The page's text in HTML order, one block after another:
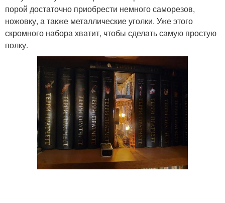
порой достаточно приобрести немного саморезов,
ножовку, а также металлические уголки. Уже этого
скромного набора хватит, чтобы сделать самую простую
полку.